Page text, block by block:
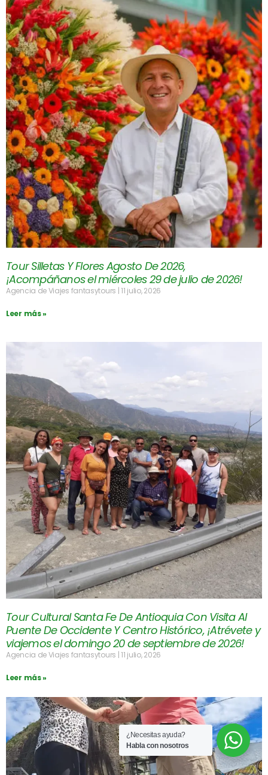
Tour Silletas Y Flores Agosto De 2026,
¡Acompáñanos el miércoles 29 de julio de 2026!
Agencia de Viajes fantasytours 11 julio, 2026
Leer más »
Tour Cultural Santa Fe De Antioquia Con Visita Al
Puente De Occidente Y Centro Histórico, ¡Atrévete y
viajemos el domingo 20 de septiembre de 2026!
Agencia de Viajes fantasytours 11 julio, 2026
Leer más »
¿Necesitas ayuda?
Habla con nosotros